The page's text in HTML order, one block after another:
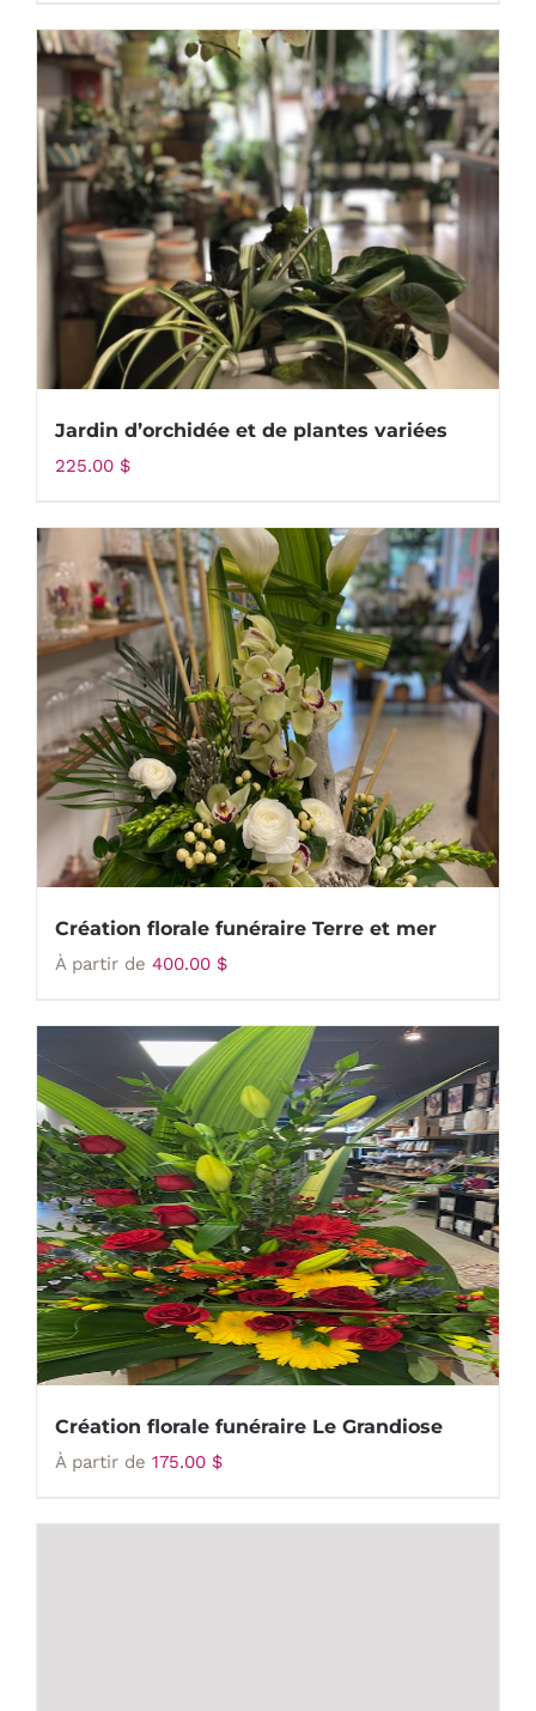
Jardin d’orchidée et de plantes variées
225.00 $
Création florale funéraire Terre et mer
À partir de 400.00 $
Création florale funéraire Le Grandiose
À partir de 175.00 $